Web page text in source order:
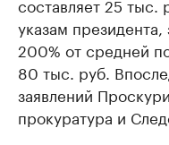
указам президента,
200% от средней
80 тыс. руб.
заявлений
прокуратура и